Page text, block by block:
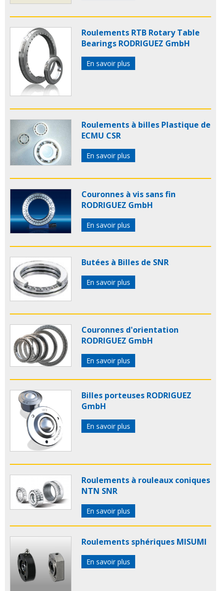
Roulements RTB Rotary Table
Bearings RODRIGUEZ GmbH
En savoir plus
Roulements à billes Plastique de
ECMU CSR
En savoir plus
Couronnes à vis sans fin
RODRIGUEZ GmbH
En savoir plus
Butées à Billes de SNR
En savoir plus
Couronnes d'orientation
RODRIGUEZ GmbH
En savoir plus
Billes porteuses RODRIGUEZ
GmbH
En savoir plus
Roulements à rouleaux coniques
NTN SNR
En savoir plus
Roulements sphériques MISUMI
En savoir plus